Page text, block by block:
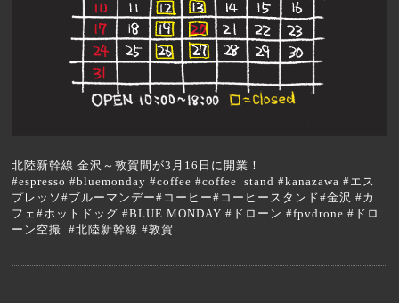
北陸新幹線 金沢～敦賀間が3月16日に開業！
#espresso #bluemonday #coffee #coffee stand #kanazawa #エス
プレッソ#ブルーマンデー#コーヒー#コーヒースタンド#金沢 #カ
フェ#ホットドッグ #BLUE MONDAY #ドローン #fpvdrone #ドロ
ーン空撮 #北陸新幹線 #敦賀